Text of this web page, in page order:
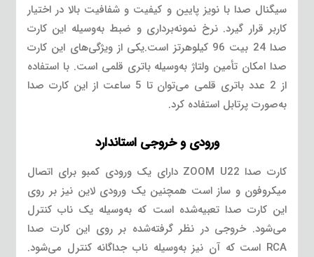
سیگنال صدا با نویز پایین و کیفیت و شفافیت بالا در اختیار
کاربر قرار گیرد. نرخ نمونه‌برداری و ضبط به‌وسیله این کارت
صدا 24 بیت 96 کیلوهرتز است.یکی از ویژگی‌های این کارت
صدا امکان تأمین ولتاژ به‌وسیله باتری قلمی است. با استفاده
از 2 عدد باتری قلمی می‌توان تا 5 ساعت از این کارت صدا
به‌صورت پرتابل استفاده کرد.
ورودی و خروجی استاندارد
کارت صدا ZOOM U22 دارای یک ورودی کمبو برای اتصال
میکروفون و ساز است همچنین یک ورودی لاین نیز بر روی
این کارت صدا تعبیه‌شده است که به‌وسیله یک ناب کنترل
می‌شود. خروجی در نظر گرفته‌شده بر روی این کارت صدا
RCA است که آن نیز به‌وسیله ناب جداگانه کنترل می‌شود.